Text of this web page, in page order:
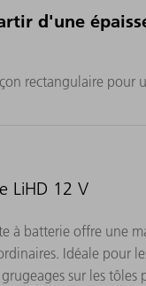
d'une
rectangulaire pour
LiHD 12 V
à batterie offre une
Idéale pour
sur les tôles